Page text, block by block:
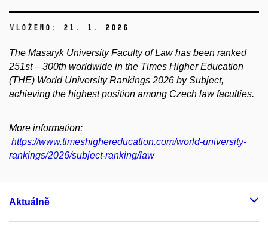
Vloženo: 21. 1. 2026
The Masaryk University Faculty of Law has been ranked
251st – 300th worldwide in the Times Higher Education
(THE) World University Rankings 2026 by Subject,
achieving the highest position among Czech law faculties.
More information:
https://www.timeshighereducation.com/world-university-
rankings/2026/subject-ranking/law
Aktuálně